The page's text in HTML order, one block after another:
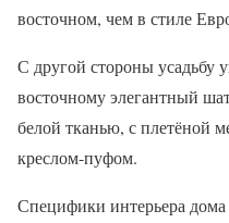
восточном, чем в стиле
С другой стороны усадьбу
восточному элегантный
белой тканью, с плетёной
креслом-пуфом.
Специфики интерьера